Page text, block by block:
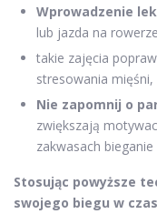
Wprowadzenie
lub jazda na
takie zajęcia
stresowania mięśni,
Nie zapomnij o
zwiększają
zakwasach
Stosując powyższe
swojego biegu w